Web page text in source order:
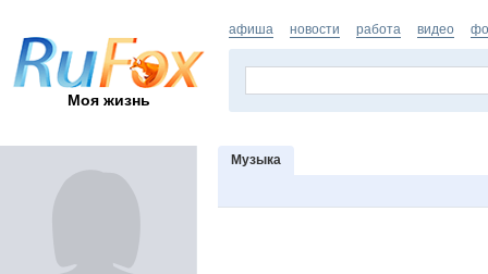
Моя жизнь
афиша новости работа видео
Музыка